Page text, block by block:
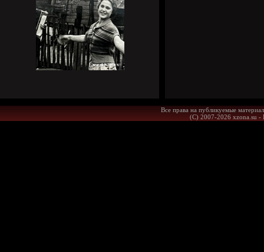
Все права на публикуемые
(С) 2007-2026 xzona.su -